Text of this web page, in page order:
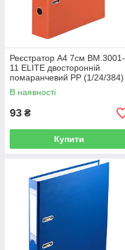
Реєстратор А4 7см BM.3001-
11 ELITE двосторонній
помаранчевий PP (1/24/384)
В наявності
93 ₴
Купити